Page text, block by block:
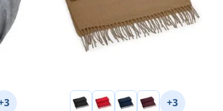
+3